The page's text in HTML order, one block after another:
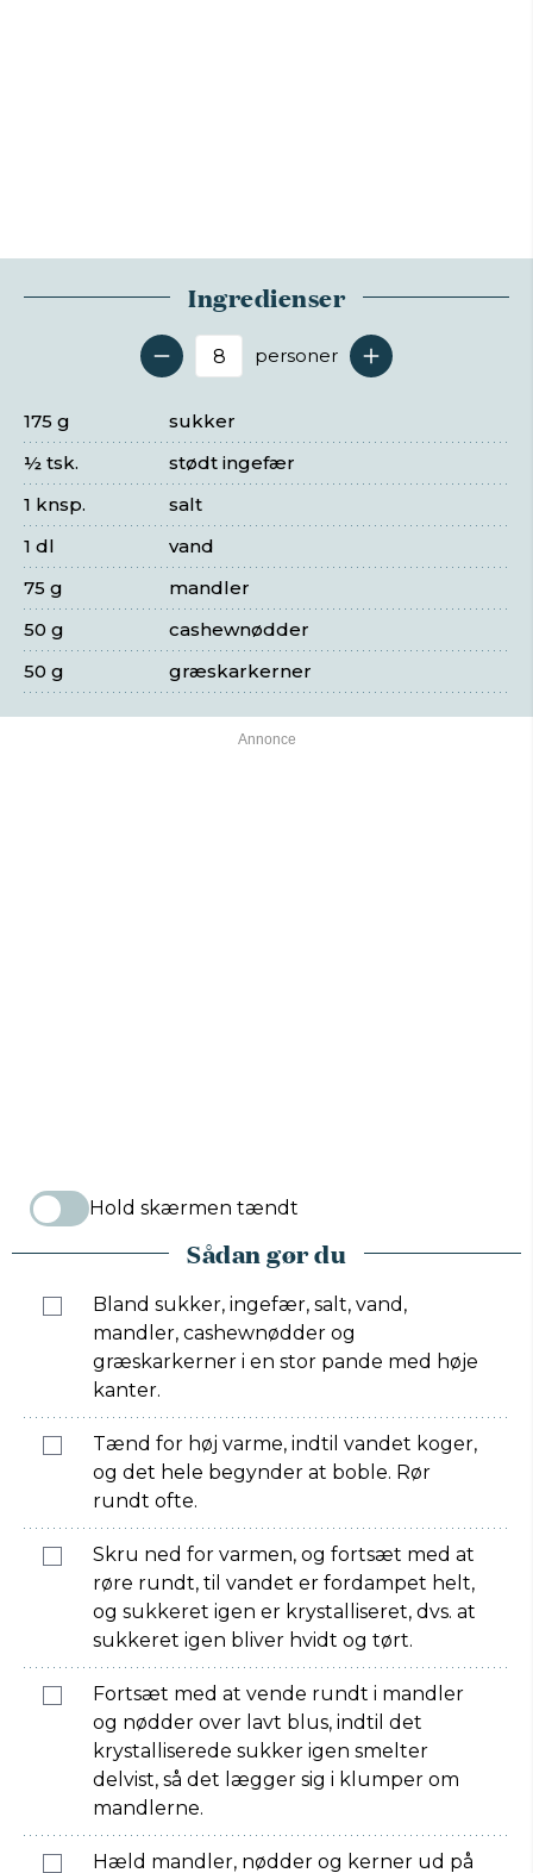
Ingredienser
Antal serveringer
personer
sukker
175 g
stødt ingefær
½ tsk.
salt
1 knsp.
vand
1 dl
mandler
75 g
cashewnødder
50 g
græskarkerner
50 g
Hold skærmen tændt
Sådan gør du
Bland sukker, ingefær, salt, vand,
mandler, cashewnødder og
græskarkerner i en stor pande med høje
kanter.
Tænd for høj varme, indtil vandet koger,
og det hele begynder at boble. Rør
rundt ofte.
Skru ned for varmen, og fortsæt med at
røre rundt, til vandet er fordampet helt,
og sukkeret igen er krystalliseret, dvs. at
sukkeret igen bliver hvidt og tørt.
Fortsæt med at vende rundt i mandler
og nødder over lavt blus, indtil det
krystalliserede sukker igen smelter
delvist, så det lægger sig i klumper om
mandlerne.
Hæld mandler, nødder og kerner ud på